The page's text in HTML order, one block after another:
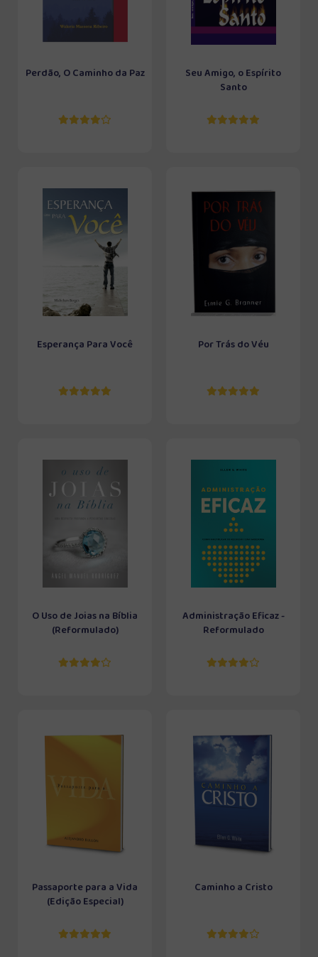
Perdão, O Caminho da Paz
Seu Amigo, o Espírito
Santo
Esperança Para Você Por Trás do Véu
O Uso de Joias na Bíblia
(Reformulado)
Administração Eficaz -
Reformulado
Passaporte para a Vida
(Edição Especial)
Caminho a Cristo